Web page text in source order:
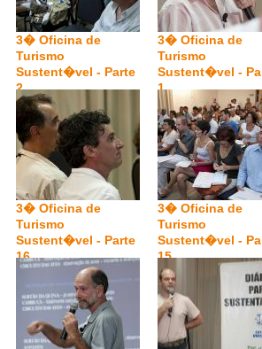
3� Oficina de
Turismo
Sustent�vel - Parte
2
3� Oficina de
Turismo
Sustent�vel -
1
3� Oficina de
Turismo
Sustent�vel - Parte
16
3� Oficina de
Turismo
Sustent�vel -
15